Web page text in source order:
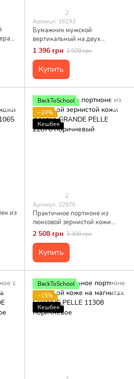
2
Артикул: 16193
Бумажник мужской
вертикальный на двух
кнопках SHVIGEL 16193
Коричневый
1 396 грн 2 970 грн
Купить
из
BackToSchool
−24%
Кешбек
2
Артикул: 22876
Практичное портмоне из
люксовой зернистой кожи
флотар GRANDE PELLE 22876
Коричневый
2 508 грн 3 300 грн
Купить
BackToSchool
−15%
Кешбек